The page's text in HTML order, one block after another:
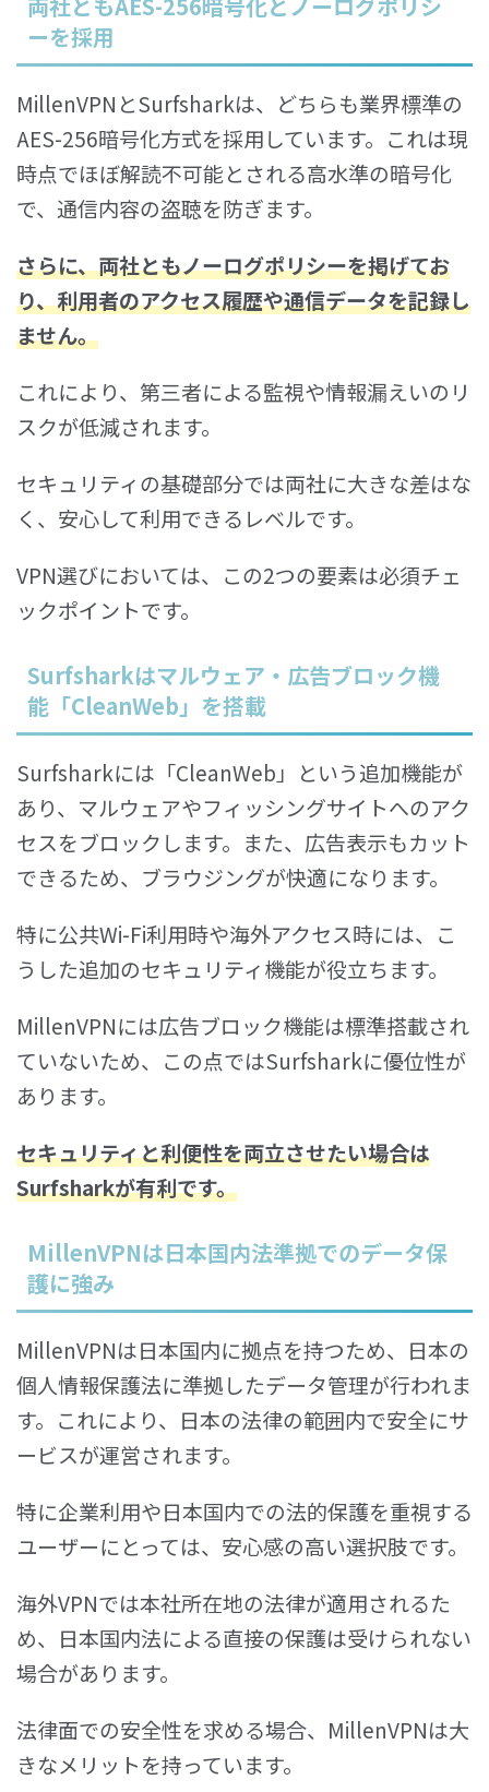
両社ともAES-256暗号化とノーログポリシ
ーを採用
MillenVPNとSurfsharkは、どちらも業界標準の
AES-256暗号化方式を採用しています。これは現
時点でほぼ解読不可能とされる高水準の暗号化
で、通信内容の盗聴を防ぎます。
さらに、両社ともノーログポリシーを掲げてお
り、利用者のアクセス履歴や通信データを記録し
ません。
これにより、第三者による監視や情報漏えいのリ
スクが低減されます。
セキュリティの基礎部分では両社に大きな差はな
く、安心して利用できるレベルです。
VPN選びにおいては、この2つの要素は必須チェ
ックポイントです。
Surfsharkはマルウェア・広告ブロック機
能「CleanWeb」を搭載
Surfsharkには「CleanWeb」という追加機能が
あり、マルウェアやフィッシングサイトへのアク
セスをブロックします。また、広告表示もカット
できるため、ブラウジングが快適になります。
特に公共Wi-Fi利用時や海外アクセス時には、こ
うした追加のセキュリティ機能が役立ちます。
MillenVPNには広告ブロック機能は標準搭載され
ていないため、この点ではSurfsharkに優位性が
あります。
セキュリティと利便性を両立させたい場合は
Surfsharkが有利です。
MillenVPNは日本国内法準拠でのデータ保
護に強み
MillenVPNは日本国内に拠点を持つため、日本の
個人情報保護法に準拠したデータ管理が行われま
す。これにより、日本の法律の範囲内で安全にサ
ービスが運営されます。
特に企業利用や日本国内での法的保護を重視する
ユーザーにとっては、安心感の高い選択肢です。
海外VPNでは本社所在地の法律が適用されるた
め、日本国内法による直接の保護は受けられない
場合があります。
法律面での安全性を求める場合、MillenVPNは大
きなメリットを持っています。